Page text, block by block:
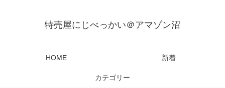
特売屋にじべっかい＠アマゾン沼
HOME 新着
カテゴリー